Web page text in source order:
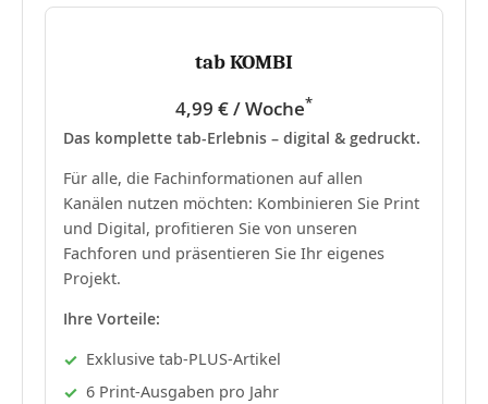
tab KOMBI
4,99 € / Woche*
Das komplette tab-Erlebnis – digital & gedruckt.
Für alle, die Fachinformationen auf allen
Kanälen nutzen möchten: Kombinieren Sie Print
und Digital, profitieren Sie von unseren
Fachforen und präsentieren Sie Ihr eigenes
Projekt.
Ihre Vorteile:
Exklusive tab-PLUS-Artikel
6 Print-Ausgaben pro Jahr